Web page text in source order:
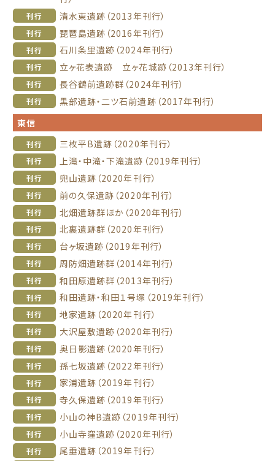
刊行 清水東遺跡（2013年刊行）
刊行 琵琶島遺跡（2016年刊行）
刊行 石川条里遺跡（2024年刊行）
刊行 立ヶ花表遺跡 立ヶ花城跡（2013年刊行）
刊行 長谷鶴前遺跡群（2024年刊行）
刊行
黒部遺跡・二ツ石前遺跡（2017年刊行）
東信
刊行 三枚平B遺跡（2020年刊行）
刊行 上滝・中滝・下滝遺跡（2019年刊行）
刊行 兜山遺跡（2020年刊行）
刊行 前の久保遺跡（2020年刊行）
刊行 北畑遺跡群ほか（2020年刊行）
刊行 北裏遺跡群（2020年刊行）
刊行 台ヶ坂遺跡（2019年刊行）
刊行 周防畑遺跡群（2014年刊行）
刊行 和田原遺跡群（2013年刊行）
刊行 和田遺跡・和田１号塚（2019年刊行）
刊行 地家遺跡（2020年刊行）
刊行 大沢屋敷遺跡（2020年刊行）
刊行 奥日影遺跡（2020年刊行）
刊行 孫七坂遺跡（2022年刊行）
刊行 家浦遺跡（2019年刊行）
刊行 寺久保遺跡（2019年刊行）
刊行 小山の神B遺跡（2019年刊行）
刊行 小山寺窪遺跡（2020年刊行）
刊行 尾垂遺跡（2019年刊行）